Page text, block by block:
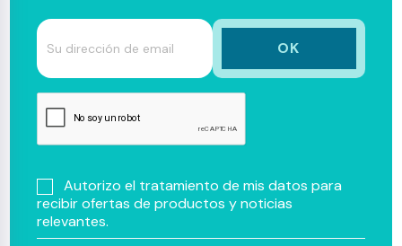
Autorizo el tratamiento de mis datos para
recibir ofertas de productos y noticias
relevantes.